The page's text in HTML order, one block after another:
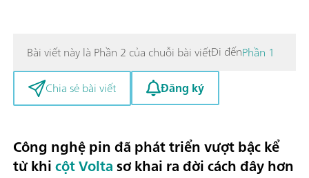
Bài viết này là Phần 2 của chuỗi bài viếtĐi đếnPhần 1
Chia sẻ bài viết
Đăng ký
Công nghệ pin đã phát triển vượt bậc kể
từ khicột Voltasơ khai ra đời cách đây hơn